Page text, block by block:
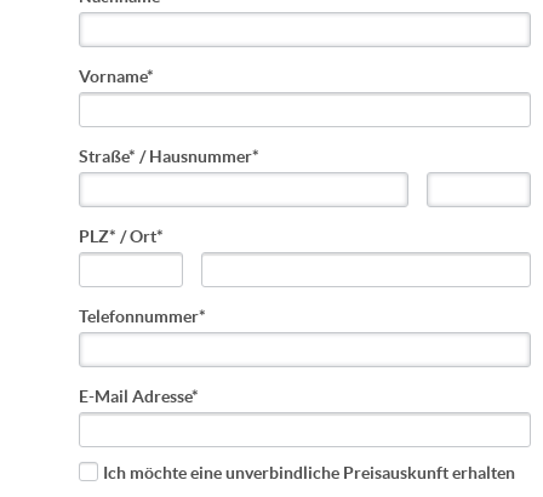
Vorname*
Straße* / Hausnummer*
PLZ* / Ort*
Telefonnummer*
E-Mail Adresse*
Ich möchte eine unverbindliche Preisauskunft erhalten